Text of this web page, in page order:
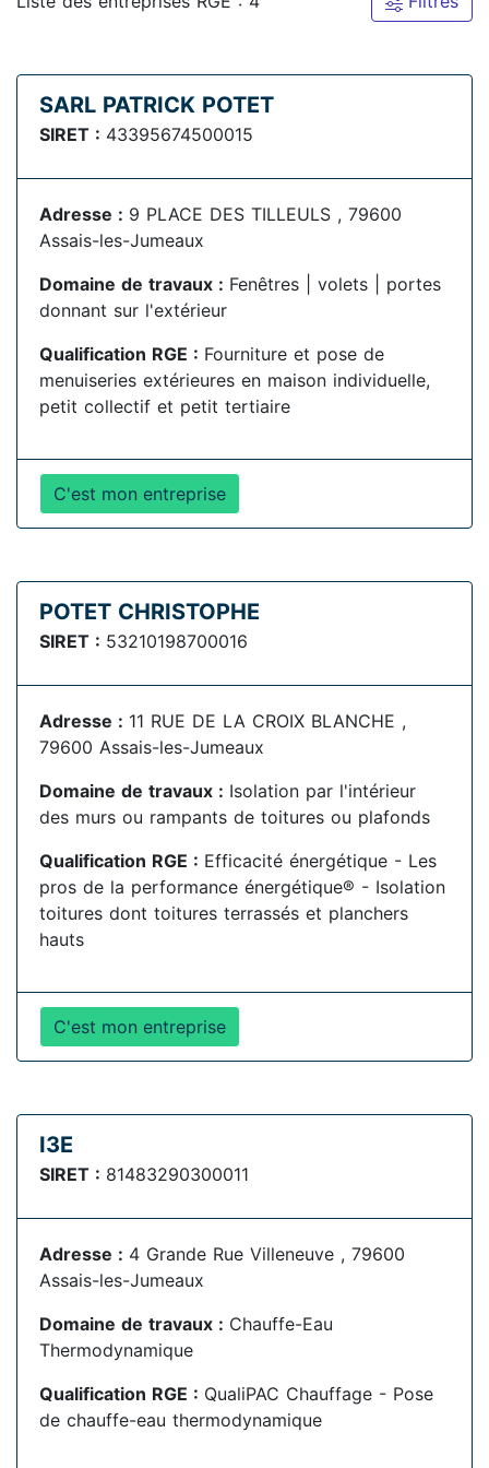
SARL PATRICK POTET
SIRET : 43395674500015
Adresse : 9 PLACE DES TILLEULS , 79600
Assais-les-Jumeaux
Domaine de travaux : Fenêtres | volets | portes
donnant sur l'extérieur
Qualification RGE : Fourniture et pose de
menuiseries extérieures en maison individuelle,
petit collectif et petit tertiaire
C'est mon entreprise
POTET CHRISTOPHE
SIRET : 53210198700016
Adresse : 11 RUE DE LA CROIX BLANCHE ,
79600 Assais-les-Jumeaux
Domaine de travaux : Isolation par l'intérieur
des murs ou rampants de toitures ou plafonds
Qualification RGE : Efficacité énergétique - Les
pros de la performance énergétique® - Isolation
toitures dont toitures terrassés et planchers
hauts
C'est mon entreprise
I3E
SIRET : 81483290300011
Adresse : 4 Grande Rue Villeneuve , 79600
Assais-les-Jumeaux
Domaine de travaux : Chauffe-Eau
Thermodynamique
Qualification RGE : QualiPAC Chauffage - Pose
de chauffe-eau thermodynamique